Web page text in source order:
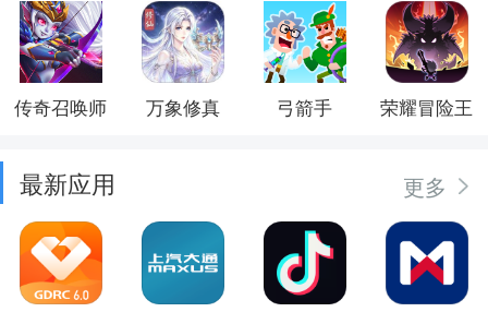
传奇召唤师 万象修真 弓箭手 荣耀冒险王
最新应用 更多